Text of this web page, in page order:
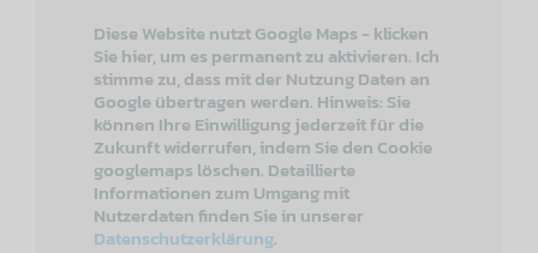
Diese Website nutzt Google Maps - klicken
Sie hier, um es permanent zu aktivieren. Ich
stimme zu, dass mit der Nutzung Daten an
Google übertragen werden. Hinweis: Sie
können Ihre Einwilligung jederzeit für die
Zukunft widerrufen, indem Sie den Cookie
googlemaps löschen. Detaillierte
Informationen zum Umgang mit
Nutzerdaten finden Sie in unserer
Datenschutzerklärung.